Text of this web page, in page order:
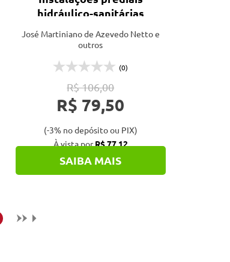
hidráulico-sanitárias
José Martiniano de Azevedo Netto e
outros
(0)
R$ 106,00
R$ 79,50
(-3% no depósito ou PIX)
À vista porR$ 77,12
SAIBA MAIS